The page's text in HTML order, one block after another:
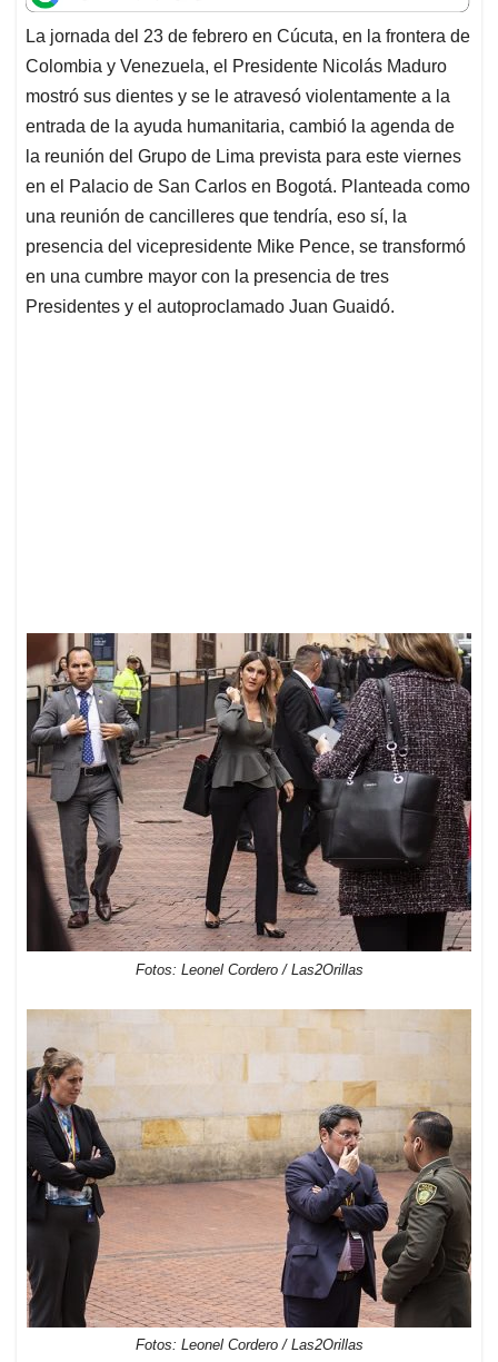
t
s
A
p
p
e
b
o
o
k
k
e
d
I
n
i
l
e
a
d
s
La jornada del 23 de febrero en Cúcuta, en la frontera de
Colombia y Venezuela, el Presidente Nicolás Maduro
mostró sus dientes y se le atravesó violentamente a la
entrada de la ayuda humanitaria, cambió la agenda de
la reunión del Grupo de Lima prevista para este viernes
en el Palacio de San Carlos en Bogotá. Planteada como
una reunión de cancilleres que tendría, eso sí, la
presencia del vicepresidente Mike Pence, se transformó
en una cumbre mayor con la presencia de tres
Presidentes y el autoproclamado Juan Guaidó.
Fotos: Leonel Cordero / Las2Orillas
Fotos: Leonel Cordero / Las2Orillas